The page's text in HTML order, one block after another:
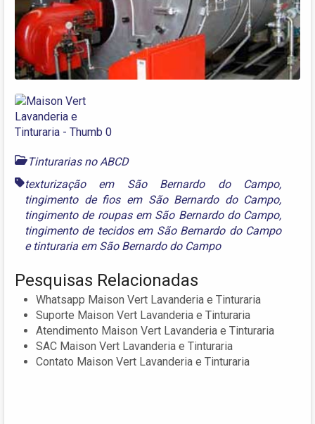
Tinturarias no ABCD
texturização em São Bernardo do Campo,
tingimento de fios em São Bernardo do Campo,
tingimento de roupas em São Bernardo do Campo,
tingimento de tecidos em São Bernardo do Campo
e tinturaria em São Bernardo do Campo
Pesquisas Relacionadas
Whatsapp Maison Vert Lavanderia e Tinturaria
Suporte Maison Vert Lavanderia e Tinturaria
Atendimento Maison Vert Lavanderia e Tinturaria
SAC Maison Vert Lavanderia e Tinturaria
Contato Maison Vert Lavanderia e Tinturaria